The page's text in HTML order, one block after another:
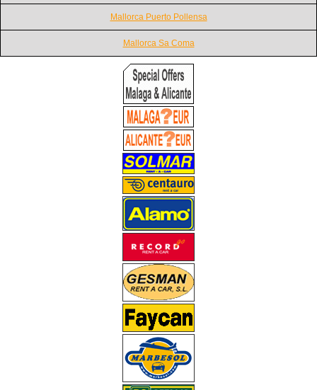
Mallorca Puerto Pollensa
Mallorca Sa Coma